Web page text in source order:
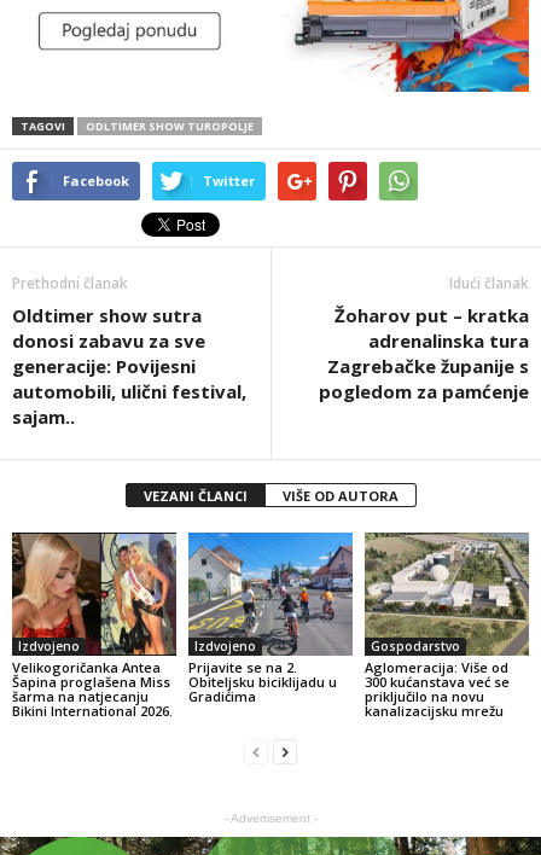
TAGOVI ODLTIMER SHOW TUROPOLJE
Facebook Twitter
Prethodni članak
Oldtimer show sutra
donosi zabavu za sve
generacije: Povijesni
automobili, ulični festival,
sajam..
Idući članak
Žoharov put – kratka
adrenalinska tura
Zagrebačke županije s
pogledom za pamćenje
VEZANI ČLANCI VIŠE OD AUTORA
Izdvojeno
Velikogoričanka Antea
Šapina proglašena Miss
šarma na natjecanju
Bikini International 2026.
Izdvojeno
Prijavite se na 2.
Obiteljsku biciklijadu u
Gradićima
Gospodarstvo
Aglomeracija: Više od
300 kućanstava već se
priključilo na novu
kanalizacijsku mrežu
- Advertisement -